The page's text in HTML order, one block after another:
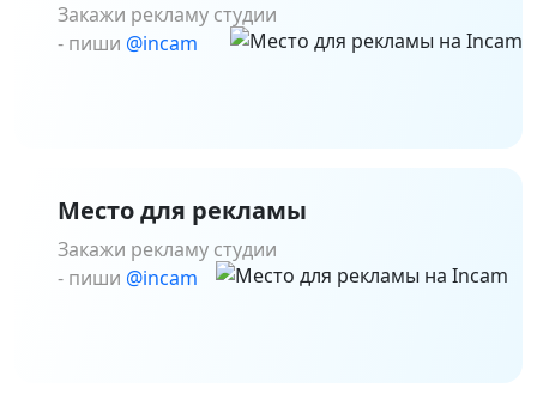
Закажи рекламу студии
- пиши @incam
Место для рекламы
Закажи рекламу студии
- пиши @incam